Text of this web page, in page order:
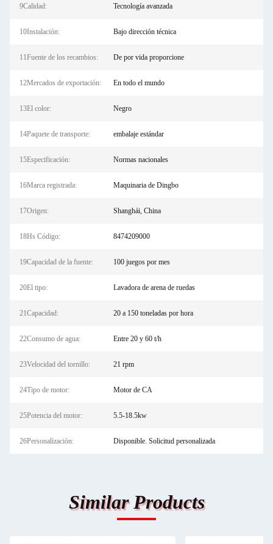
9Calidad: Tecnología avanzada
10Instalación: Bajo dirección técnica
11Fuente de los recambios: De por vida proporcione
12Mercados de exportación: En todo el mundo
13El color: Negro
14Paquete de transporte: embalaje estándar
15Especificación: Normas nacionales
16Marca registrada: Maquinaria de Dingbo
17Origen: Shanghái, China
18Hs Código: 8474209000
19Capacidad de la fuente: 100 juegos por mes
20El tipo: Lavadora de arena de ruedas
21Capacidad: 20 a 150 toneladas por hora
22Consumo de agua: Entre 20 y 60 t/h
23Velocidad del tornillo: 21 rpm
24Tipo de motor: Motor de CA
25Potencia del motor: 5.5-18.5kw
26Personalización: Disponible. Solicitud personalizada
Similar Products